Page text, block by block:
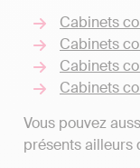
Cabinets
Cabinets
Cabinets
Cabinets
Vous pouvez
présents ailleurs